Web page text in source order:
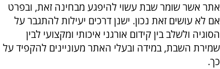
אתר אשר שומר שבת עשוי להיפגע מבחינה זאת, ובפרט
אם לא עושים זאת נכון. ישנן דרכים יעילות להתגבר על
הסוגיה ולשלב בין קידום אורגני איכותי ומקצועי לבין
שמירת השבת, במידה ובעלי האתר מעוניינים להקפיד על
כך.